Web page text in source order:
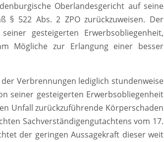
Oberlandesgericht auf seine
§ 522 Abs. 2 ZPO zurückzuweisen. Der
gesteigerten Erwerbsobliegenheit,
Mögliche zur Erlangung einer besser
Verbrennungen lediglich stundenweise
seiner gesteigerten Erwerbsobliegenheit
Unfall zurückzuführende Körperschaden
Sachverständigengutachtens vom 17.
der geringen Aussagekraft dieser weit